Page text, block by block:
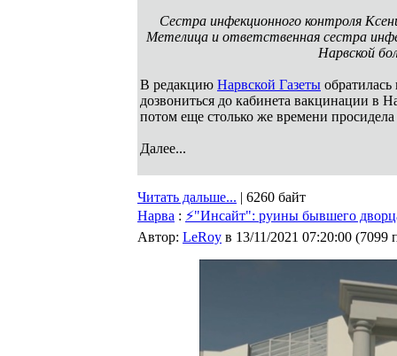
Сестра инфекционного контроля
Метелица и ответственная сестра
Нарвской
В редакцию Нарвской Газеты обратилась
дозвониться до кабинета вакцинации в
потом еще столько же времени
Далее...
Читать дальше... | 6260 байт
Нарва : ⚡"Инсайт": руины бывшего
Автор: LeRoy в 13/11/2021 07:20:00 (7099